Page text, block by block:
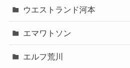
ウエストランド河本
エマワトソン
エルフ荒川